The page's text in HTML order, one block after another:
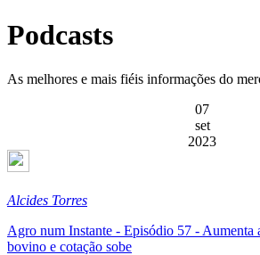
Podcasts
As melhores e mais fiéis informações do
07
set
2023
Alcides Torres
Agro num Instante - Episódio 57 - Aumenta
bovino e cotação sobe